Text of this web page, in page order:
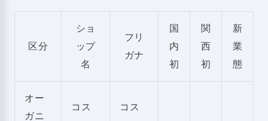
区分
ショ
ップ
名
フリ
ガナ
国
内
初
関
西
初
新
業
態
オー
ガニ
コス
コス